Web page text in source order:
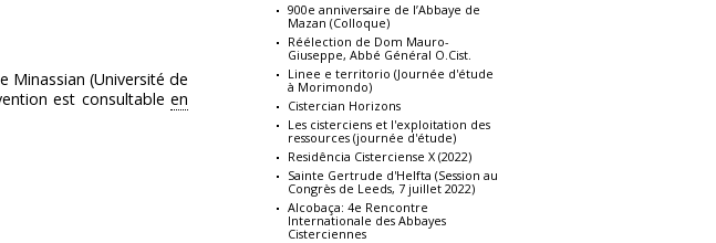
900e anniversaire de l’Abbaye de
Mazan (Colloque)
Réélection de Dom Mauro-
Giuseppe, Abbé Général O.Cist.
Linee e territorio (Journée d'étude
à Morimondo)
Cistercian Horizons
Les cisterciens et l'exploitation des
ressources (journée d'étude)
Residência Cisterciense X (2022)
Sainte Gertrude d'Helfta (Session au
Congrès de Leeds, 7 juillet 2022)
Alcobaça: 4e Rencontre
Internationale des Abbayes
Cisterciennes
Minassian (Université de
est consultable en